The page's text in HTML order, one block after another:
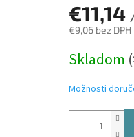
€11,14
€9,06 bez DPH
cena:
Skladom
Možnosti